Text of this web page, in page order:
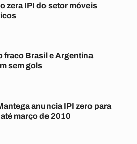
zera IPI do setor móveis
fraco Brasil e Argentina
sem gols
anuncia IPI zero para
março de 2010